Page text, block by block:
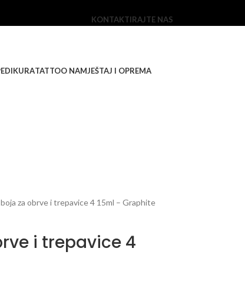
KONTAKTIRAJTE NAS
TATTOO NAMJEŠTAJ I OPREMA
boja za obrve i trepavice 4 15ml – Graphite
i trepavice 4